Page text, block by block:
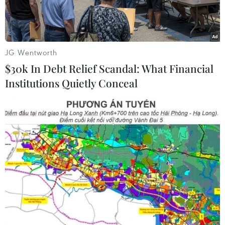
Hệ thống phòng thủ tên lửa tầm cao giai đoạn cuối (THAAD)
của Mỹ được triển khai tại căn cứ Seongju, tỉnh Bắc
Gyeongsang, Hàn Quốc. (Ảnh: AFP/TTXVN)
Hãng tin Yonhap dẫn thông báo của Bộ Quốc
phòng Hàn Quốc ngày 10/6 cho biết nước này và
Mỹ đã tiến hành các cuộc tập trận chung về
phòng không và phòng thủ tên lửa như được dự
kiến từ đầu năm 2020, mặc dù hai nước hoãn
một cuộc tập trận mùa Xuân thường niên do
JG Wentworth
$30k In Debt Relief Scandal: What Financial
Institutions Quietly Conceal